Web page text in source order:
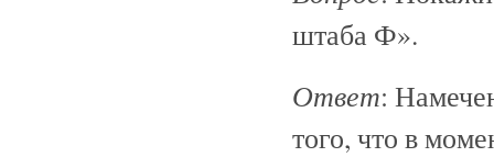
штаба Ф».
Ответ:
того, что в